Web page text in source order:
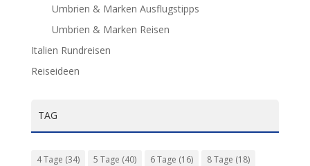
Umbrien & Marken Ausflugstipps
Umbrien & Marken Reisen
Italien Rundreisen
Reiseideen
TAG
4 Tage (34) 5 Tage (40) 6 Tage (16) 8 Tage (18)